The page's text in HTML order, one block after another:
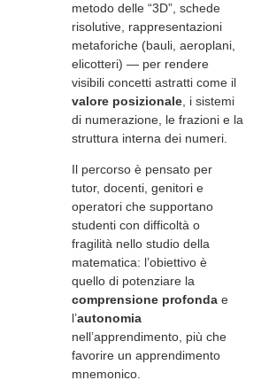
metodo delle “3D”, schede
risolutive, rappresentazioni
metaforiche (bauli, aeroplani,
elicotteri) — per rendere
visibili concetti astratti come il
valore posizionale , i sistemi
di numerazione, le frazioni e la
struttura interna dei numeri.
Il percorso è pensato per
tutor, docenti, genitori e
operatori che supportano
studenti con difficoltà o
fragilità nello studio della
matematica: l’obiettivo è
quello di potenziare la
comprensione profonda e
l’autonomia
nell’apprendimento, più che
favorire un apprendimento
mnemonico.